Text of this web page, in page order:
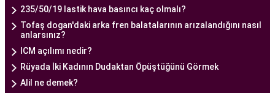
anlayışı ve etik prensipler çerçevesinde, çiftlere
sağlıklı bir gebelik yaşama şansı tanıyan kapsamlı
bir tüp bebek hizmeti sunar.
Ankara Tüp Bebek Doktoru
235/50/19 lastik hava basıncı kaç olmalı?
Tofaş dogan'daki arka fren balatalarının arızalandığını nasıl
anlarsınız?
ICM açılımı nedir?
Rüyada İki Kadının Dudaktan Öpüştüğünü Görmek
Alil ne demek?